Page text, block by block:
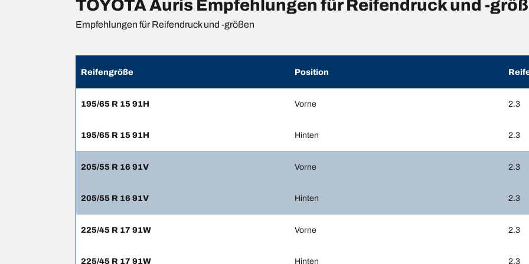
TOYOTA Auris Empfehlungen für Reifendruck und -
Empfehlungen für Reifendruck und -größen
Reifengröße Position
195/65 R 15 91H Vorne 2.3
195/65 R 15 91H Hinten 2.3
205/55 R 16 91V Vorne 2.3
205/55 R 16 91V Hinten 2.3
225/45 R 17 91W Vorne 2.3
225/45 R 17 91W Hinten 2.3